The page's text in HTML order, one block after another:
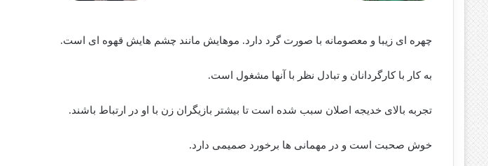
چهره ای زیبا و معصومانه با صورت گرد دارد. موهایش مانند چشم هایش قهوه ای است.
به کار با کارگردانان و تبادل نظر با آنها مشغول است.
تجربه بالای خدیجه اصلان سبب شده است تا بیشتر بازیگران زن با او در ارتباط باشند.
خوش صحبت است و در مهمانی ها برخورد صمیمی دارد.